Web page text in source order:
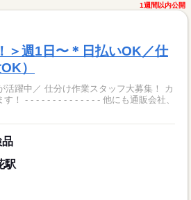
1週間以内公開
＞週1日〜＊日払いOK／仕
）
ッフ大募集！ カ
販会社、
品
駅